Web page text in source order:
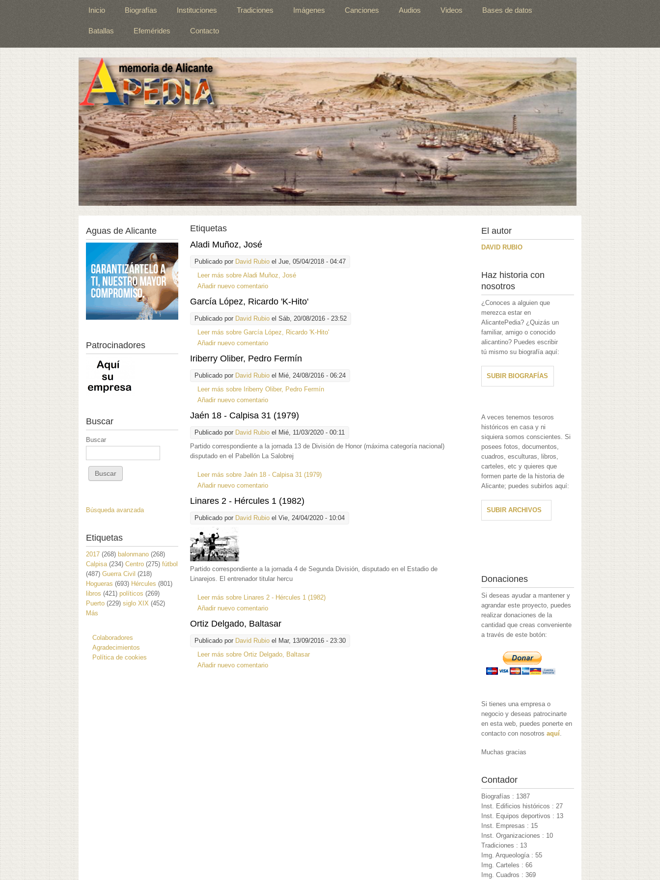
Inicio Biografías Instituciones Tradiciones Imágenes Canciones Audios Videos Bases de datos
Batallas Efemérides Contacto
Etiquetas
Aladi Muñoz, José
Publicado por David Rubio el Jue, 05/04/2018 - 04:47
Leer más sobre Aladi Muñoz, José
Añadir nuevo comentario
García López, Ricardo 'K-Hito'
Publicado por David Rubio el Sáb, 20/08/2016 - 23:52
Leer más sobre García López, Ricardo 'K-Hito'
Añadir nuevo comentario
Iriberry Oliber, Pedro Fermín
Publicado por David Rubio el Mié, 24/08/2016 - 06:24
Leer más sobre Iriberry Oliber, Pedro Fermín
Añadir nuevo comentario
Jaén 18 - Calpisa 31 (1979)
Publicado por David Rubio el Mié, 11/03/2020 - 00:11
Partido correspondiente a la jornada 13 de División de Honor (máxima categoría nacional)
disputado en el Pabellón La Salobrej
Leer más sobre Jaén 18 - Calpisa 31 (1979)
Añadir nuevo comentario
Linares 2 - Hércules 1 (1982)
Publicado por David Rubio el Vie, 24/04/2020 - 10:04
Partido correspondiente a la jornada 4 de Segunda División, disputado en el Estadio de
Linarejos. El entrenador titular hercu
Leer más sobre Linares 2 - Hércules 1 (1982)
Añadir nuevo comentario
Ortiz Delgado, Baltasar
Publicado por David Rubio el Mar, 13/09/2016 - 23:30
Leer más sobre Ortiz Delgado, Baltasar
Añadir nuevo comentario
Aguas de Alicante
Patrocinadores
Buscar
Buscar
Búsqueda avanzada
Etiquetas
2017 (268) balonmano (268)
Calpisa (234) Centro (275) fútbol
(487) Guerra Civil (218)
Hogueras (693) Hércules (801)
libros (421) políticos (269)
Puerto (229) siglo XIX (452)
Más
Colaboradores
Agradecimientos
Política de cookies
El autor
DAVID RUBIO
Haz historia con
nosotros
¿Conoces a alguien que
merezca estar en
AlicantePedia? ¿Quizás un
familiar, amigo o conocido
alicantino? Puedes escribir
tú mismo su biografía aquí:
SUBIR BIOGRAFÍAS
A veces tenemos tesoros
históricos en casa y ni
siquiera somos conscientes. Si
posees fotos, documentos,
cuadros, esculturas, libros,
carteles, etc y quieres que
formen parte de la historia de
Alicante; puedes subirlos aquí:
SUBIR ARCHIVOS
Donaciones
Si deseas ayudar a mantener y
agrandar este proyecto, puedes
realizar donaciones de la
cantidad que creas conveniente
a través de este botón:
Si tienes una empresa o
negocio y deseas patrocinarte
en esta web, puedes ponerte en
contacto con nosotrosaquí.
Muchas gracias
Contador
Biografías : 1387
Inst. Edificios históricos : 27
Inst. Equipos deportivos : 13
Inst. Empresas : 15
Inst. Organizaciones : 10
Tradiciones : 13
Img. Arqueología : 55
Img. Carteles : 66
Img. Cuadros : 369